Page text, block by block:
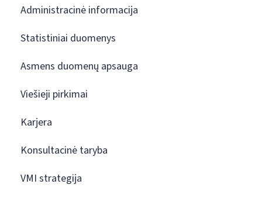
Administracinė informacija
Statistiniai duomenys
Asmens duomenų apsauga
Viešieji pirkimai
Karjera
Konsultacinė taryba
VMI strategija